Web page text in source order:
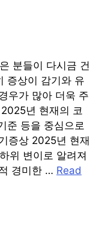
분들이 다시금 건
증상이 감기와 유
우가 많아 더욱 주
년 현재의 코
준 등을 중심으로
증상 2025년 현재
위 변이로 알려져
경미한 … Read